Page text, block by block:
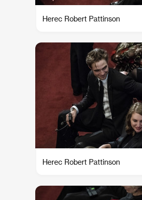
Herec Robert Pattinson
Herec Robert Pattinson